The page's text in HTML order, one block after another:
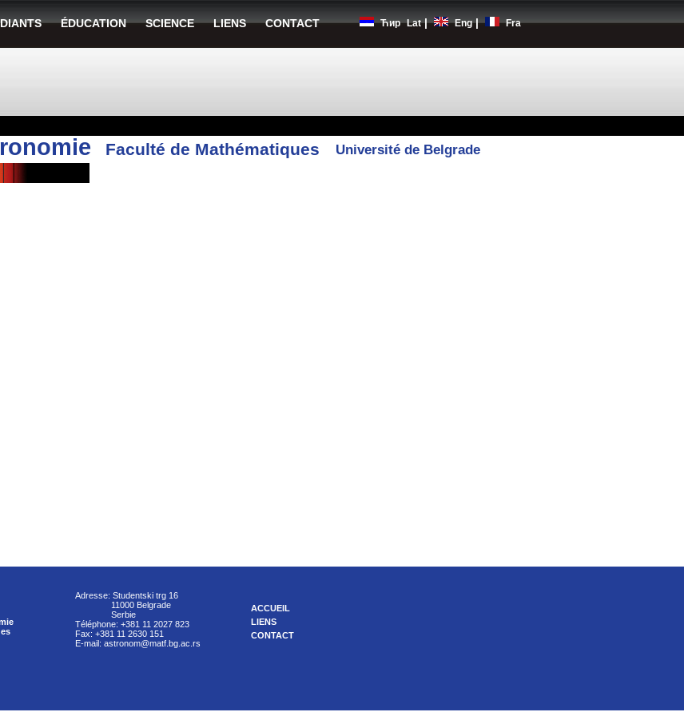
Ћир Lat | Eng | Fra
ÉDUCATION SCIENCE LIENS CONTACT
Faculté de Mathématiques Université de Belgrade
Adresse: Studentski trg 16
11000 Belgrade
Serbie
Téléphone: +381 11 2027 823
Fax: +381 11 2630 151
E-mail: astronom@matf.bg.ac.rs
ACCUEIL
LIENS
CONTACT